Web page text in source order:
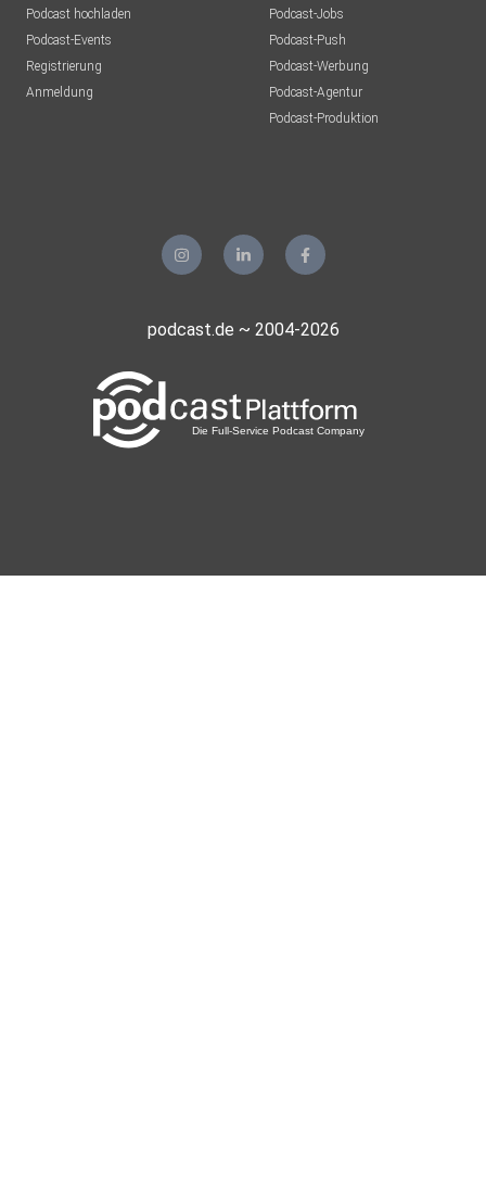
Podcast hochladen
Podcast-Events
Registrierung
Anmeldung
Podcast-Jobs
Podcast-Push
Podcast-Werbung
Podcast-Agentur
Podcast-Produktion
podcast.de ~ 2004-2026